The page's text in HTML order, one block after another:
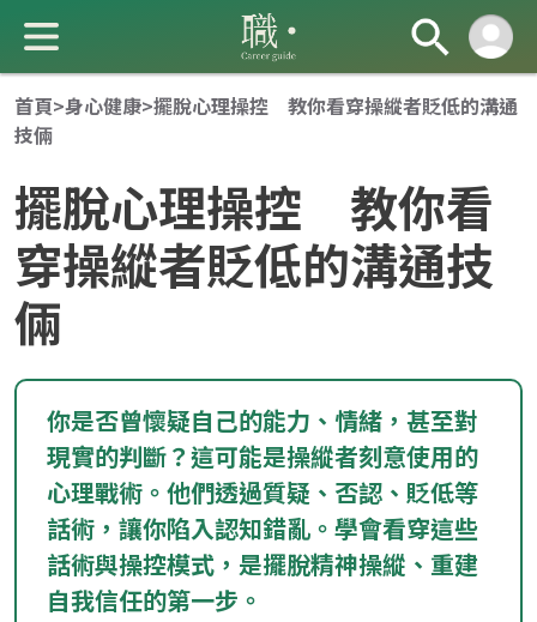
成 就 一 直 前 進 的 你
首頁>身心健康>擺脫心理操控 教你看穿操縱者貶低的溝通
技倆
擺脫心理操控 教你看
穿操縱者貶低的溝通技
倆
你是否曾懷疑自己的能力、情緒，甚至對
現實的判斷？這可能是操縱者刻意使用的
心理戰術。他們透過質疑、否認、貶低等
話術，讓你陷入認知錯亂。學會看穿這些
話術與操控模式，是擺脫精神操縱、重建
自我信任的第一步。